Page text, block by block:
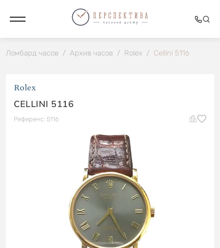
Ломбард часов / Архив часов / Rolex / Cellini 5116
Rolex
CELLINI 5116
Референс: 5116